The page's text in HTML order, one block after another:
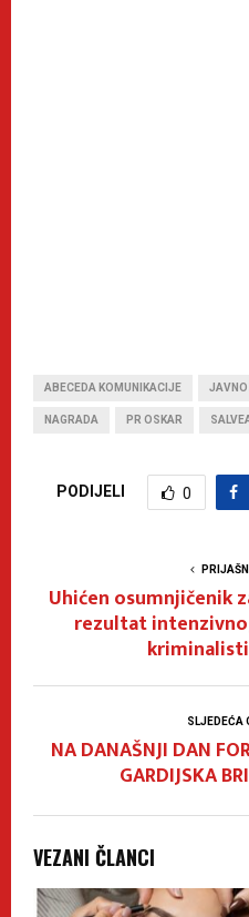
ABECEDA KOMUNIKACIJE
NAGRADA PR OSKAR
PODIJELI 0
Uhićen osumnjičenik
rezultat
SLJEDEĆA
NA DANAŠNJI DAN
GARDIJSKA
VEZANI ČLANCI